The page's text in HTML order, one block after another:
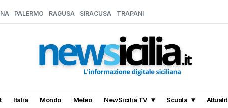
PALERMO RAGUSA SIRACUSA TRAPANI
Italia Mondo Meteo NewSicilia TV Scuola